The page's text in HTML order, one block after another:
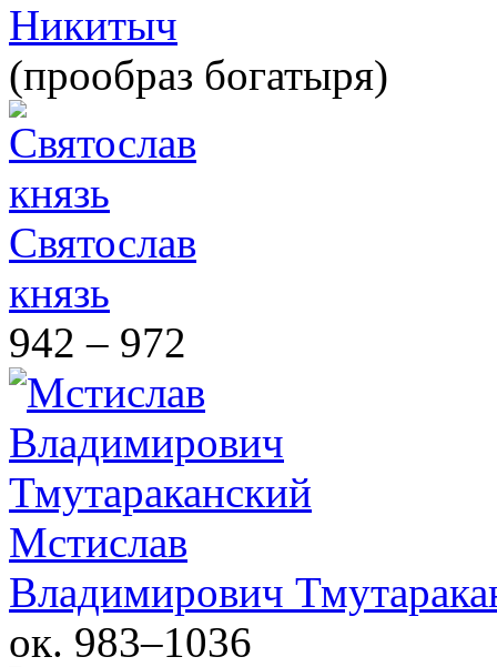
Никитыч
(прообраз богатыря)
Святослав
князь
942 – 972
Мстислав
Владимирович
ок. 983–1036